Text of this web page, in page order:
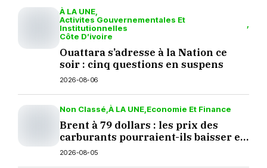
À LA UNE
Activites Gouvernementales Et
Institutionnelles
Côte D’ivoire
Ouattara s’adresse à la Nation ce
soir : cinq questions en suspens
2026-08-06
Non Classé À LA UNE Economie Et Finance
Brent à 79 dollars : les prix des
carburants pourraient-ils baisser en
septembre ?
2026-08-05